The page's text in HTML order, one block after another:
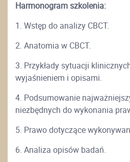
Harmonogram szkolenia:
1. Wstęp do analizy CBCT.
2. Anatomia w CBCT.
3. Przykłady sytuacji
wyjaśnieniem i opisami.
4. Podsumowanie
niezbędnych do wykonania
5. Prawo dotyczące
6. Analiza opisów badań.